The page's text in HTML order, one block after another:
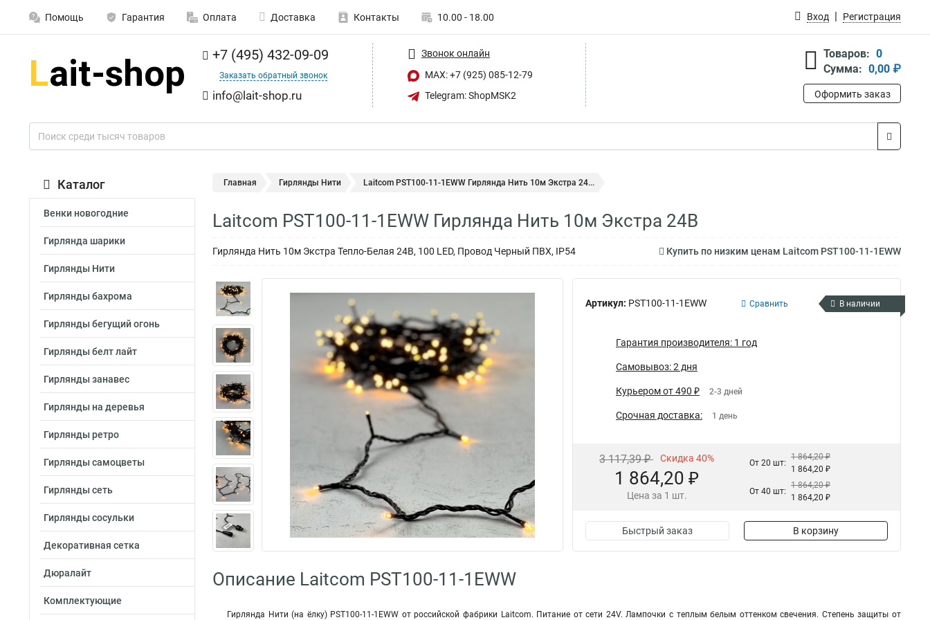
Помощь Гарантия Оплата Доставка Контакты 10.00 - 18.00 Вход Регистрация
+7 (495) 432-09-09
Заказать обратный звонок
info@lait-shop.ru
Звонок онлайн
MAX: +7 (925) 085-12-79
Telegram: ShopMSK2
Товаров: 0
Сумма: 0,00 ₽
Оформить заказ
Каталог
Венки новогодние
Гирлянда шарики
Гирлянды Нити
Гирлянды бахрома
Гирлянды бегущий огонь
Гирлянды белт лайт
Гирлянды занавес
Гирлянды на деревья
Гирлянды ретро
Гирлянды самоцветы
Гирлянды сеть
Гирлянды сосульки
Декоративная сетка
Дюралайт
Комплектующие
Главная Гирлянды Нити Laitcom PST100-11-1EWW Гирлянда Нить 10м Экстра 24...
Laitcom PST100-11-1EWW Гирлянда Нить 10м Экстра 24В
Гирлянда Нить 10м Экстра Тепло-Белая 24В, 100 LED, Провод Черный ПВХ, IP54 Купить по низким ценам Laitcom PST100-11-1EWW
Артикул: PST100-11-1EWW Сравнить В наличии
Гарантия производителя: 1 год
Самовывоз: 2 дня
Курьером от 490 ₽ 2-3 дней
Срочная доставка: 1 день
3 117,39 ₽ Скидка 40%
1 864,20 ₽
Цена за 1 шт.
От 20 шт:
1 864,20 ₽
1 864,20 ₽
От 40 шт:
1 864,20 ₽
1 864,20 ₽
Быстрый заказ В корзину
Описание Laitcom PST100-11-1EWW
Гирлянда Нити (на ёлку) PST100-11-1EWW от российской фабрики Laitcom. Питание от сети 24V. Лампочки с теплым белым оттенком свечения. Степень защиты от